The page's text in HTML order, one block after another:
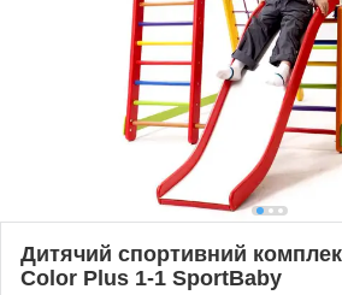
Дитячий спортивний
Color Plus 1-1 SportBaby